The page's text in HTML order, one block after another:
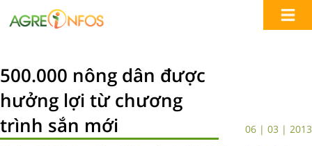
500.000 nông dân được
hưởng lợi từ chương
trình sắn mới
06 | 03 | 2013